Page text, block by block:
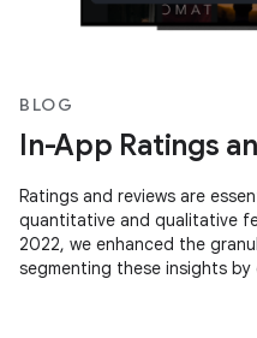
BLOG
In-App Ratings
Ratings and reviews are
quantitative and qualitative
2022, we enhanced the
segmenting these insights